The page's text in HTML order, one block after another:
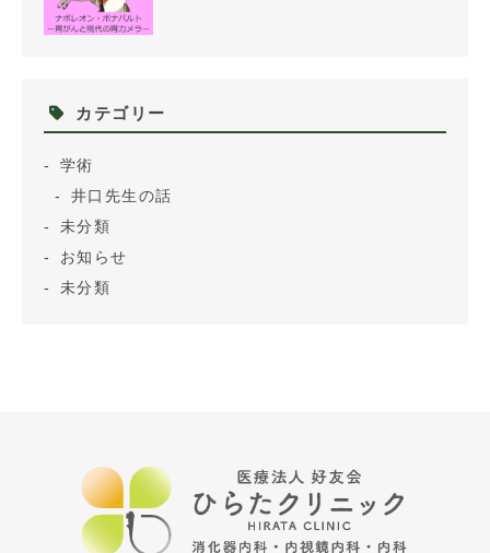
カテゴリー
学術
井口先生の話
未分類
お知らせ
未分類